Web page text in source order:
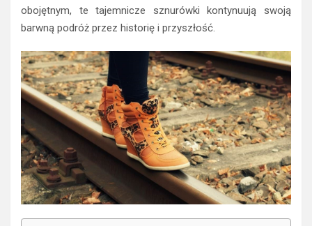
obojętnym, te tajemnicze sznurówki kontynuują swoją
barwną podróż przez historię i przyszłość.